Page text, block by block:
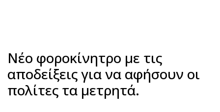
Νέο φοροκίνητρο με τις
αποδείξεις για να αφήσουν οι
πολίτες τα μετρητά.